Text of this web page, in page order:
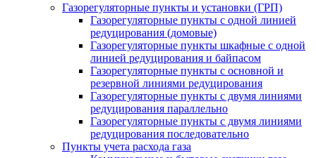
Газорегуляторные пункты и установки (ГРП)
Газорегуляторные пункты с одной линией
редуцирования (домовые)
Газорегуляторные пункты шкафные с одной
линией редуцирования и байпасом
Газорегуляторные пункты с основной и
резервной линиями редуцирования
Газорегуляторные пункты с двумя линиями
редуцирования параллельно
Газорегуляторные пункты с двумя линиями
редуцирования последовательно
Пункты учета расхода газа